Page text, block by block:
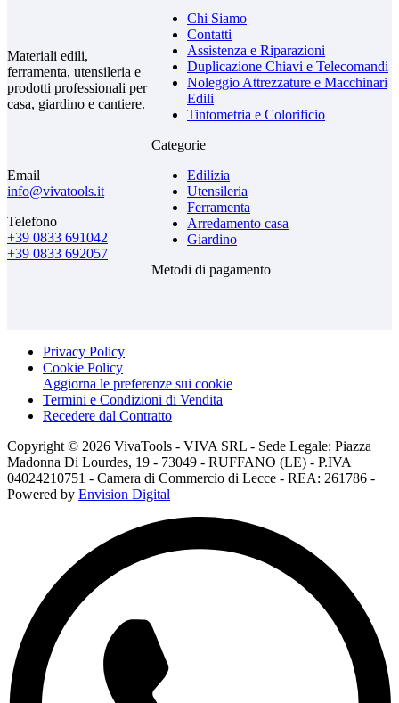
Materiali edili,
ferramenta, utensileria e
prodotti professionali per
casa, giardino e cantiere.
Email
info@vivatools.it
Telefono
+39 0833 691042
+39 0833 692057
Chi Siamo
Contatti
Assistenza e Riparazioni
Duplicazione Chiavi e Telecomandi
Noleggio Attrezzature e Macchinari
Edili
Tintometria e Colorificio
Categorie
Edilizia
Utensileria
Ferramenta
Arredamento casa
Giardino
Metodi di pagamento
Privacy Policy
Cookie Policy
Aggiorna le preferenze sui cookie
Termini e Condizioni di Vendita
Recedere dal Contratto
Copyright © 2026 VivaTools - VIVA SRL - Sede Legale: Piazza
Madonna Di Lourdes, 19 - 73049 - RUFFANO (LE) - P.IVA
04024210751 - Camera di Commercio di Lecce - REA: 261786 -
Powered by Envision Digital